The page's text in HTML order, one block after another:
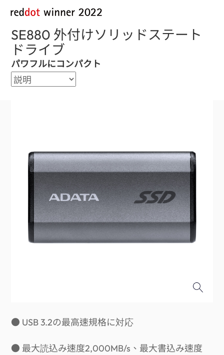
SE880 外付けソリッドステート
ドライブ
パワフルにコンパクト
● USB 3.2の最高速規格に対応
● 最大読込み速度2,000MB/s、最大書込み速度